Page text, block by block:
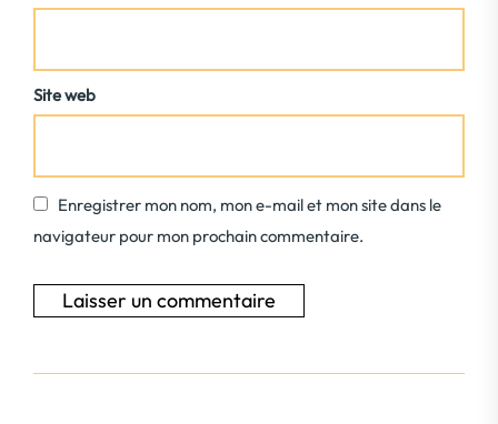
Site web
Enregistrer mon nom, mon e-mail et mon site dans le
navigateur pour mon prochain commentaire.